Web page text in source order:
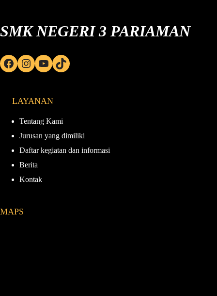
SMK NEGERI 3 PARIAMAN
Facebook Instagram YouTube TikTok
LAYANAN
Tentang Kami
Jurusan yang dimiliki
Daftar kegiatan dan informasi
Berita
Kontak
MAPS